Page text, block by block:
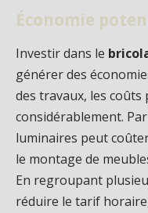
Économie
Investir dans le
générer des
des travaux, les
considérablement.
luminaires peut
le montage de
En regroupant
réduire le tarif